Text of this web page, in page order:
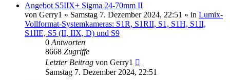
Angebot S5IIX+ Sigma 24-70mm II
von Gerry1 » Samstag 7. Dezember 2024, 22:51 » in Lumix-
Vollformat-Systemkameras: S1R, S1RII, S1, S1H, S1II,
S1IIE, S5 (II, IIX, D) und S9
0 Antworten
8668 Zugriffe
Letzter Beitrag von Gerry1
Samstag 7. Dezember 2024, 22:51